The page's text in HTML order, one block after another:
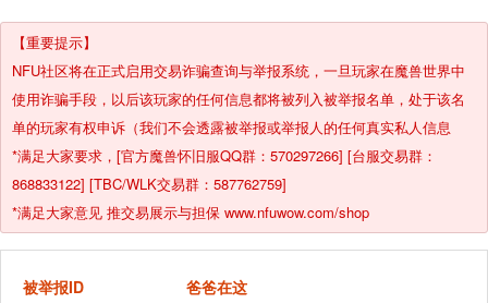
【重要提示】
NFU社区将在正式启用交易诈骗查询与举报系统，一旦玩家在魔兽世界中
使用诈骗手段，以后该玩家的任何信息都将被列入被举报名单，处于该名
单的玩家有权申诉（我们不会透露被举报或举报人的任何真实私人信息
*满足大家要求，[官方魔兽怀旧服QQ群：570297266] [台服交易群：
868833122] [TBC/WLK交易群：587762759]
*满足大家意见 推交易展示与担保 www.nfuwow.com/shop
被举报ID 爸爸在这